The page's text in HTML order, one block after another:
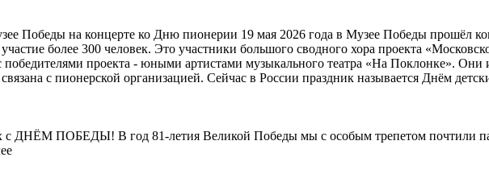
Победы на концерте ко Дню пионерии 19 мая 2026 года в Музее Победы прошёл
более 300 человек. Это участники большого сводного хора проекта
победителями проекта - юными артистами музыкального театра «На Поклонке».
с пионерской организацией. Сейчас в России праздник называется Днём
с ДНЁМ ПОБЕДЫ! В год 81-летия Великой Победы мы с особым трепетом почтили